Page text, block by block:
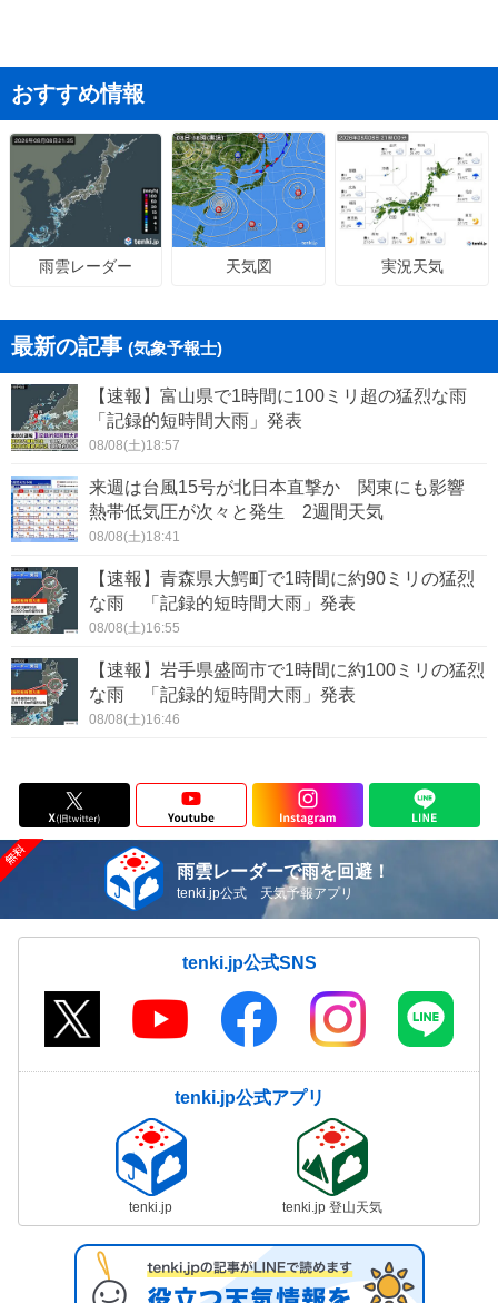
おすすめ情報
雨雲レーダー 天気図 実況天気
最新の記事 (気象予報士)
【速報】富山県で1時間に100ミリ超の猛烈な雨
「記録的短時間大雨」発表
08/08(土)18:57
来週は台風15号が北日本直撃か 関東にも影響
熱帯低気圧が次々と発生 2週間天気
08/08(土)18:41
【速報】青森県大鰐町で1時間に約90ミリの猛烈
な雨 「記録的短時間大雨」発表
08/08(土)16:55
【速報】岩手県盛岡市で1時間に約100ミリの猛烈
な雨 「記録的短時間大雨」発表
08/08(土)16:46
雨雲レーダーで雨を回避！
tenki.jp公式 天気予報アプリ
tenki.jp公式SNS
tenki.jp公式アプリ
tenki.jp tenki.jp 登山天気